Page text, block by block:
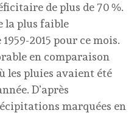
de plus de 70 %.
la plus faible
2015 pour ce mois.
en comparaison
les pluies avaient été
D’après
marquées en